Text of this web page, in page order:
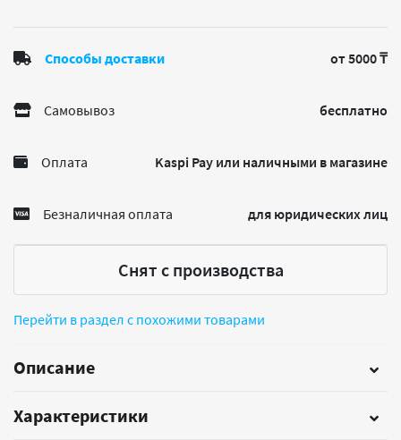
Способы доставки от 5000 ₸
Самовывоз бесплатно
Оплата Kaspi Pay или наличными в магазине
Безналичная оплата для юридических лиц
Снят с производства
Перейти в раздел с похожими товарами
Описание
Характеристики